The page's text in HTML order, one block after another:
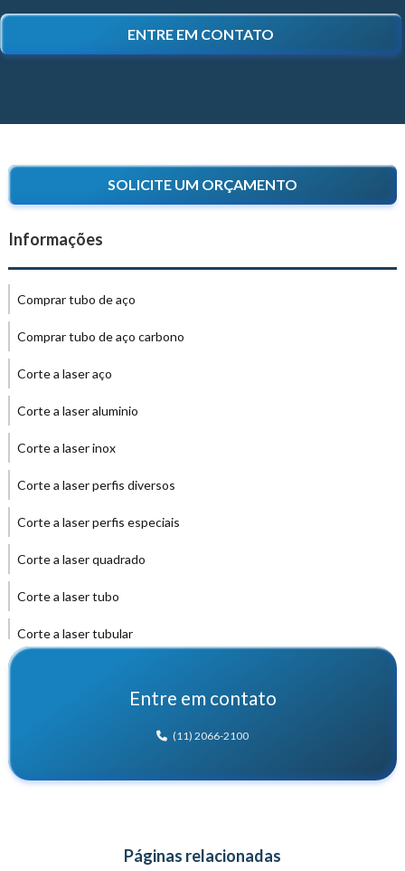
ENTRE EM CONTATO
SOLICITE UM ORÇAMENTO
Informações
Comprar tubo de aço
Comprar tubo de aço carbono
Corte a laser aço
Corte a laser aluminio
Corte a laser inox
Corte a laser perfis diversos
Corte a laser perfis especiais
Corte a laser quadrado
Corte a laser tubo
Corte a laser tubular
Distribuidor de tubo hidráulico
Distribuidora de tubos de aço
Empresa de produção de tubos de aço
Empresa de venda de tubos de aço
Entre em contato
(11) 2066-2100
Páginas relacionadas